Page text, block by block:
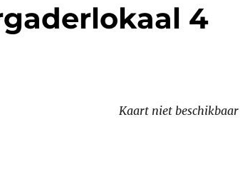
4
Kaart niet beschikbaar